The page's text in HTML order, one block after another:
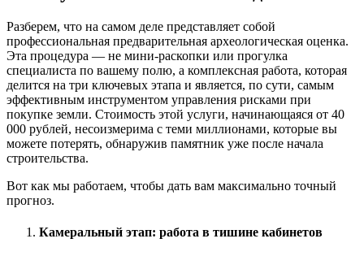
Разберем, что на самом деле представляет собой
профессиональная предварительная археологическая оценка.
Эта процедура — не мини-раскопки или прогулка
специалиста по вашему полю, а комплексная работа, которая
делится на три ключевых этапа и является, по сути, самым
эффективным инструментом управления рисками при
покупке земли. Стоимость этой услуги, начинающаяся от 40
000 рублей, несоизмерима с теми миллионами, которые вы
можете потерять, обнаружив памятник уже после начала
строительства.
Вот как мы работаем, чтобы дать вам максимально точный
прогноз.
Камеральный этап: работа в тишине кабинетов